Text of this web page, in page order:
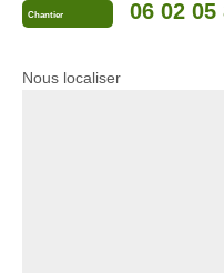
Chantier 06 02 05
Nous localiser